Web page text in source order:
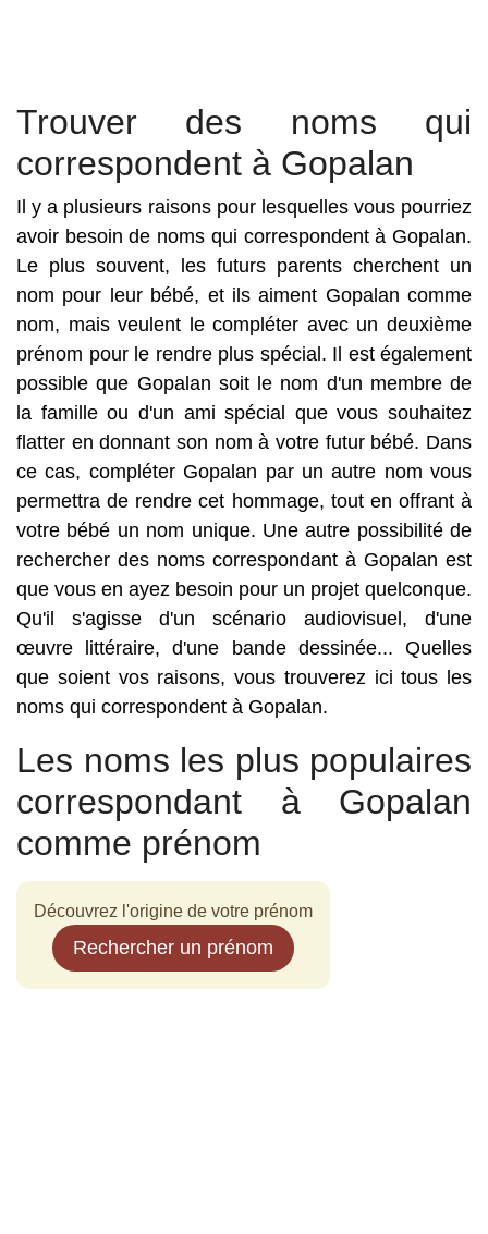
Trouver des noms qui
correspondent à Gopalan
Il y a plusieurs raisons pour lesquelles vous pourriez
avoir besoin de noms qui correspondent à Gopalan.
Le plus souvent, les futurs parents cherchent un
nom pour leur bébé, et ils aiment Gopalan comme
nom, mais veulent le compléter avec un deuxième
prénom pour le rendre plus spécial. Il est également
possible que Gopalan soit le nom d'un membre de
la famille ou d'un ami spécial que vous souhaitez
flatter en donnant son nom à votre futur bébé. Dans
ce cas, compléter Gopalan par un autre nom vous
permettra de rendre cet hommage, tout en offrant à
votre bébé un nom unique. Une autre possibilité de
rechercher des noms correspondant à Gopalan est
que vous en ayez besoin pour un projet quelconque.
Qu'il s'agisse d'un scénario audiovisuel, d'une
œuvre littéraire, d'une bande dessinée... Quelles
que soient vos raisons, vous trouverez ici tous les
noms qui correspondent à Gopalan.
Les noms les plus populaires
correspondant à Gopalan
comme prénom
Découvrez l'origine de votre prénom
Rechercher un prénom